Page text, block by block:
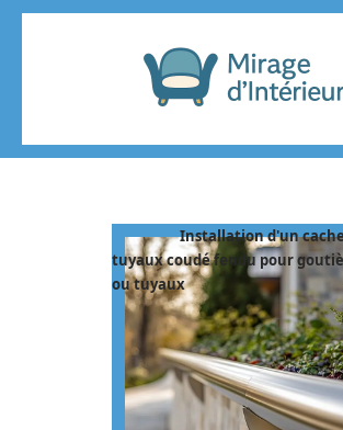
Installation d'un
tuyaux coudé fendu pour
ou tuyaux